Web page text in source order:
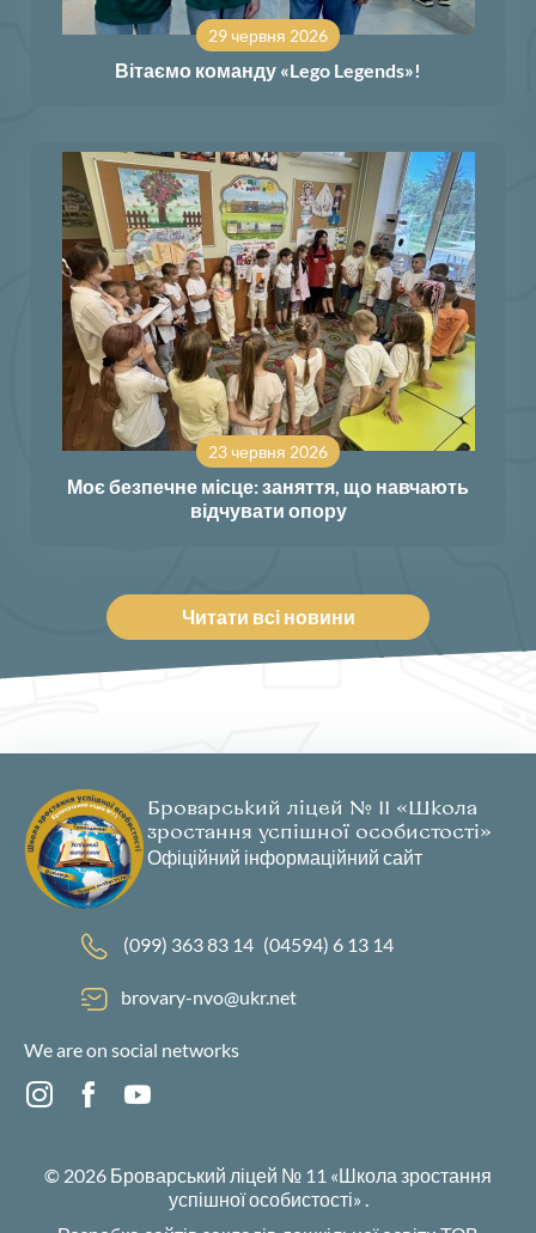
29 червня 2026
Вітаємо команду «Lego Legends»!
23 червня 2026
Моє безпечне місце: заняття, що навчають
відчувати опору
Читати всі новини
Броварський ліцей № 11 «Школа
зростання успішної особистості»
Офіційний інформаційний сайт
(099) 363 83 14 (04594) 6 13 14
brovary-nvo@ukr.net
We are on social networks
© 2026 Броварський ліцей № 11 «Школа зростання
успішної особистості»